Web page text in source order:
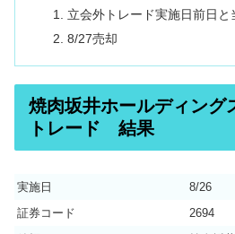
立会外トレード実施日前日と
8/27売却
焼肉坂井ホールディン
トレード 結果
実施日
8/26
証券コード
2694